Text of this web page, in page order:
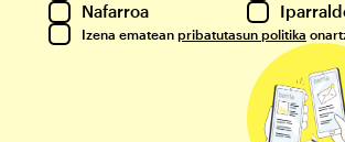
Nafarroa
Izena ematean pribatutasun politika